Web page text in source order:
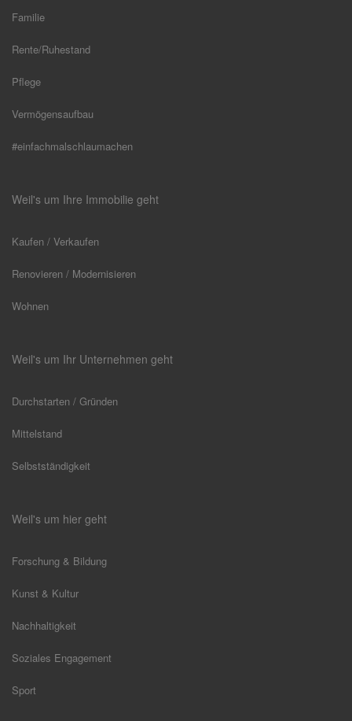
Familie
Rente/Ruhestand
Pflege
Vermögensaufbau
#einfachmalschlaumachen
Weil's um Ihre Immobilie geht
Kaufen / Verkaufen
Renovieren / Modernisieren
Wohnen
Weil's um Ihr Unternehmen geht
Durchstarten / Gründen
Mittelstand
Selbstständigkeit
Weil's um hier geht
Forschung & Bildung
Kunst & Kultur
Nachhaltigkeit
Soziales Engagement
Sport